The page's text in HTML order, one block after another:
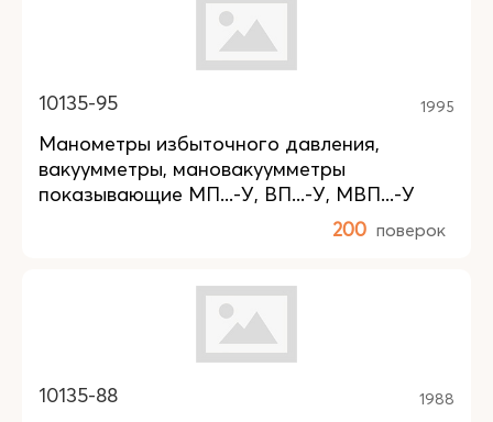
10135-95 1995
Манометры избыточного давления,
вакуумметры, мановакуумметры
показывающие МП...-У, ВП...-У, МВП...-У
200 поверок
10135-88 1988